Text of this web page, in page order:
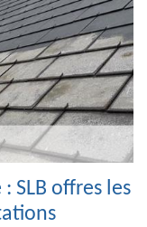
SLB offres les